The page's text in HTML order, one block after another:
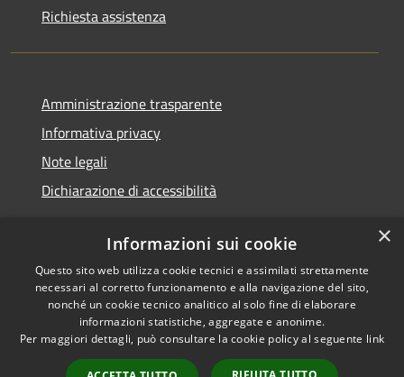
Richiesta assistenza
Amministrazione trasparente
Informativa privacy
Note legali
Dichiarazione di accessibilità
RSS
Accessibilità
Cookie
Mappa del sito
Copyright © 2026 • Comune di
Castel Sant'Angelo • Powered
byMunicipium•
redazione
×
Informazioni sui cookie
Questo sito web utilizza cookie tecnici e assimilati strettamente
necessari al corretto funzionamento e alla navigazione del sito,
nonché un cookie tecnico analitico al solo fine di elaborare
informazioni statistiche, aggregate e anonime.
Per maggiori dettagli, può consultare la cookie policy al seguente link